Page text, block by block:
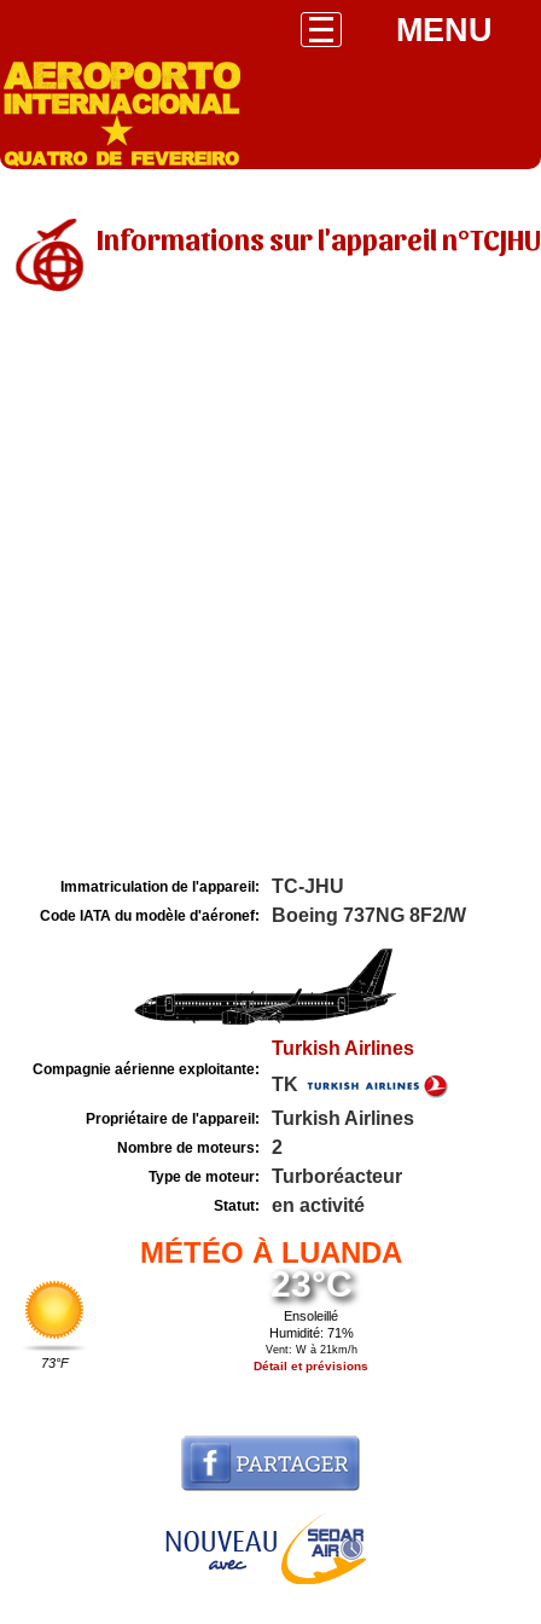
MENU
Informations sur l'appareil n°TCJHU
Immatriculation de l'appareil: TC-JHU
Code IATA du modèle d'aéronef: Boeing 737NG 8F2/W
Compagnie aérienne exploitante:
Turkish Airlines
TK
Propriétaire de l'appareil: Turkish Airlines
Nombre de moteurs: 2
Type de moteur: Turboréacteur
Statut: en activité
MÉTÉO À LUANDA
73°F
23°C
Ensoleillé
Humidité: 71%
Vent: W à 21km/h
Détail et prévisions